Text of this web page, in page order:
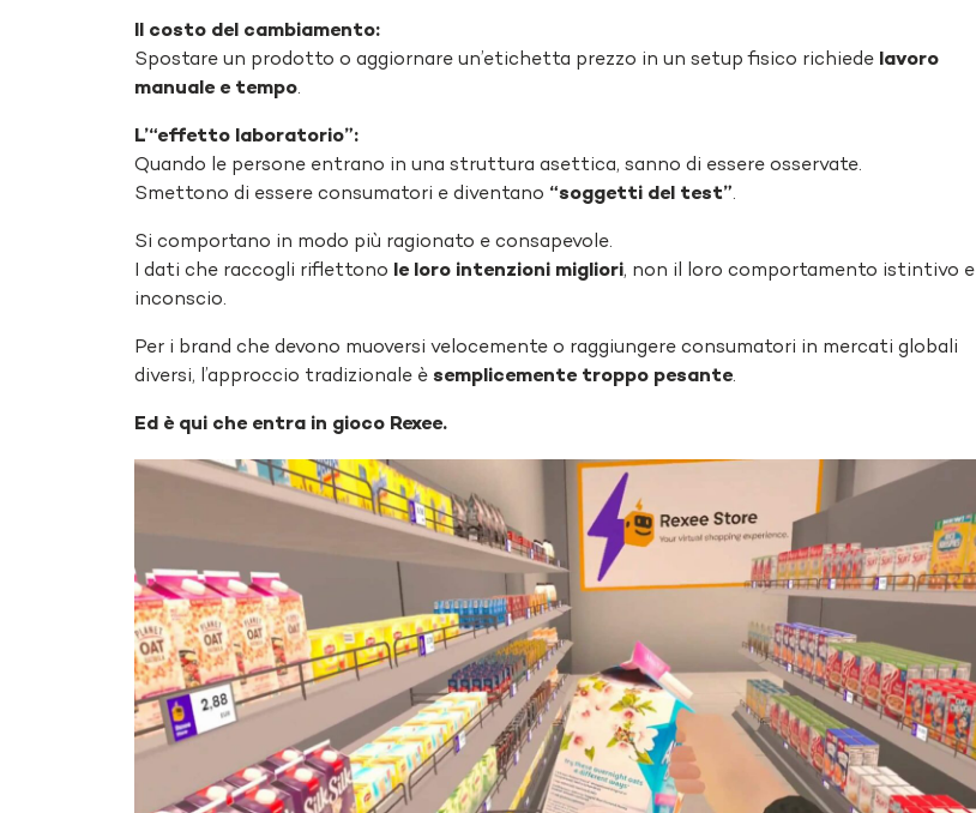
Il costo del cambiamento:
Spostare un prodotto o aggiornare un’etichetta prezzo in un setup fisico richiede lavoro
manuale e tempo.
L’“effetto laboratorio”:
Quando le persone entrano in una struttura asettica, sanno di essere osservate.
Smettono di essere consumatori e diventano “soggetti del test”.
Si comportano in modo più ragionato e consapevole.
I dati che raccogli riflettono le loro intenzioni migliori, non il loro comportamento istintivo e
inconscio.
Per i brand che devono muoversi velocemente o raggiungere consumatori in mercati globali
diversi, l’approccio tradizionale è semplicemente troppo pesante.
Ed è qui che entra in gioco Rexee.